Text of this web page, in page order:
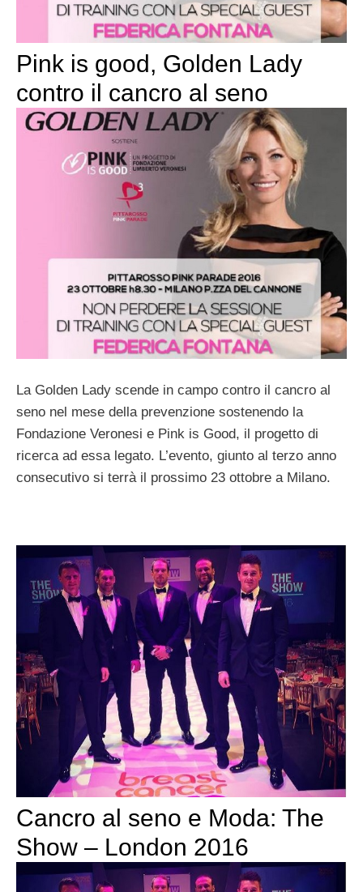
Pink is good, Golden Lady
contro il cancro al seno
La Golden Lady scende in campo contro il cancro al
seno nel mese della prevenzione sostenendo la
Fondazione Veronesi e Pink is Good, il progetto di
ricerca ad essa legato. L’evento, giunto al terzo anno
consecutivo si terrà il prossimo 23 ottobre a Milano.
Cancro al seno e Moda: The
Show – London 2016